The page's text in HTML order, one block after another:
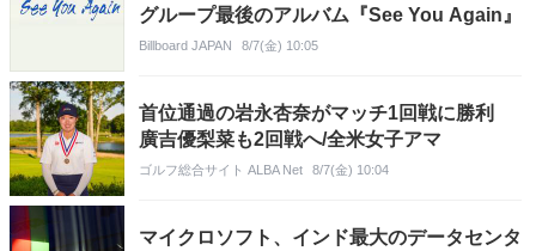
グループ最後のアルバム『See You Again』
Billboard JAPAN 8/7(金) 10:05
首位通過の岩永杏奈がマッチ1回戦に勝利
廣吉優梨菜も2回戦へ/全米女子アマ
ゴルフ総合サイト ALBA Net 8/7(金) 10:04
マイクロソフト、インド最大のデータセンタ